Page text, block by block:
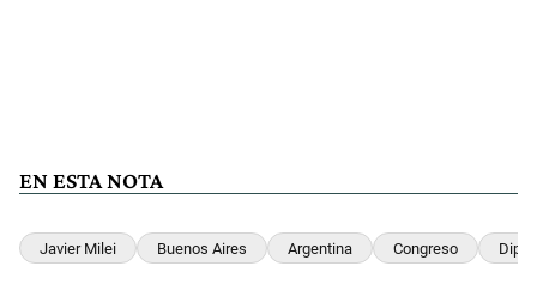
EN ESTA NOTA
Javier Milei Buenos Aires Argentina Congreso